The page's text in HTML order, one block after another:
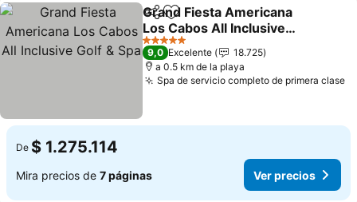
CompartirAgregar a favoritos
Grand Fiesta Americana
Los Cabos All Inclusive
Golf & Spa
5 Estrellas
9,0 Excelente
18.725
a 0.5 km de la playa
Spa de servicio completo de primera clase
De $ 1.275.114
Mira precios de 7 páginas Ver precios